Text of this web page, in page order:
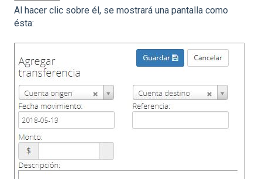
Al hacer clic sobre él, se mostrará una pantalla como
ésta: